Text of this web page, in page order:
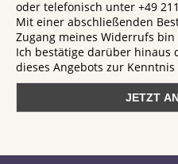
oder telefonisch unter +49
Mit einer abschließenden
Zugang meines Widerrufs
Ich bestätige darüber hinaus
dieses Angebots zur